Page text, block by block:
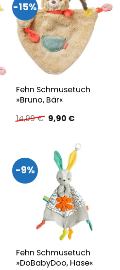
-15%
Fehn Schmusetuch
»Bruno, Bär«
14,99€ Ursprünglicher
Preis
9,90 €Aktueller
9,90 €.
-9%
Fehn Schmusetuch
»DoBabyDoo, Hase«